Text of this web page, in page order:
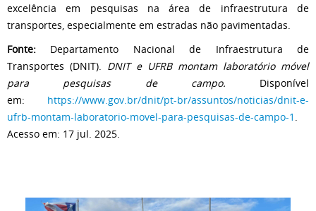
excelência em pesquisas na área de infraestrutura de
transportes, especialmente em estradas não pavimentadas.
Fonte: Departamento Nacional de Infraestrutura de
Transportes (DNIT). DNIT e UFRB montam laboratório móvel
para pesquisas de campo. Disponível
em: https://www.gov.br/dnit/pt-br/assuntos/noticias/dnit-e-
ufrb-montam-laboratorio-movel-para-pesquisas-de-campo-1
Acesso em: 17 jul. 2025.